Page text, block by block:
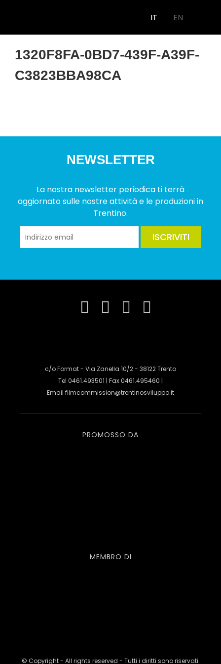
IT EN
1320F8FA-0BD7-439F-A39F-
C3823BBA98CA
NEWSLETTER
La nostra newsletter periodica ti terrà
aggiornato sulle nostre attività e le produzioni in
Trentino.
ISCRIVITI
c/o Format - Via Zanella 10/2 - 38122 Trento
Tel 0461.493501 | Fax 0461.495460 |
Email filmcommission@trentinosviluppo.it
PROMOSSO DA
MEMBRO DI
© Copyright - All rights reserved - Tutti i diritti sono riservati.